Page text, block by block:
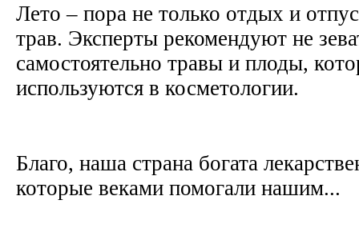
Лето – пора не только отдых и
трав. Эксперты рекомендуют не
самостоятельно травы и плоды,
используются в косметологии.
Благо, наша страна богата
которые веками помогали нашим...